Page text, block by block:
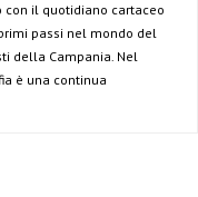
con il quotidiano cartaceo
passi nel mondo del
della Campania. Nel
è una continua